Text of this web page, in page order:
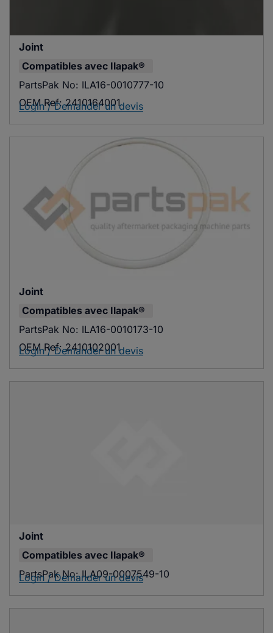
Joint
Compatibles avec Ilapak®
PartsPak No: ILA16-0010777-10
OEM Ref: 2410164001
Login / Demander un devis
Joint
Compatibles avec Ilapak®
PartsPak No: ILA16-0010173-10
OEM Ref: 2410102001
Login / Demander un devis
Joint
Compatibles avec Ilapak®
PartsPak No:ILA09-0007549-10
Login / Demander un devis